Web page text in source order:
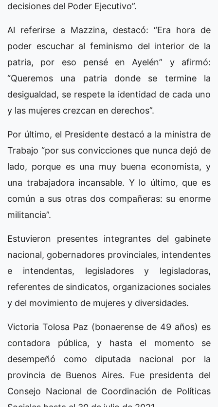
decisiones del Poder Ejecutivo”.
Al referirse a Mazzina, destacó: “Era hora de
poder escuchar al feminismo del interior de la
patria, por eso pensé en Ayelén” y afirmó:
“Queremos una patria donde se termine la
desigualdad, se respete la identidad de cada uno
y las mujeres crezcan en derechos”.
Por último, el Presidente destacó a la ministra de
Trabajo “por sus convicciones que nunca dejó de
lado, porque es una muy buena economista, y
una trabajadora incansable. Y lo último, que es
común a sus otras dos compañeras: su enorme
militancia”.
Estuvieron presentes integrantes del gabinete
nacional, gobernadores provinciales, intendentes
e intendentas, legisladores y legisladoras,
referentes de sindicatos, organizaciones sociales
y del movimiento de mujeres y diversidades.
Victoria Tolosa Paz (bonaerense de 49 años) es
contadora pública, y hasta el momento se
desempeñó como diputada nacional por la
provincia de Buenos Aires. Fue presidenta del
Consejo Nacional de Coordinación de Políticas